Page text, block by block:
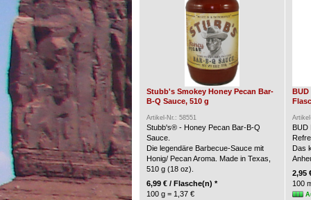
Stubb's Smokey Honey Pecan Bar-
B-Q Sauce, 510 g
Artikel-Nr.: 58551
Stubb's® - Honey Pecan Bar-B-Q
Sauce.
Die legendäre Barbecue-Sauce mit
Honig/ Pecan Aroma. Made in Texas,
510 g (18 oz).
6,99 € / Flasche(n) *
100 g = 1,37 €
BUD
BUD
Das
2,95
100